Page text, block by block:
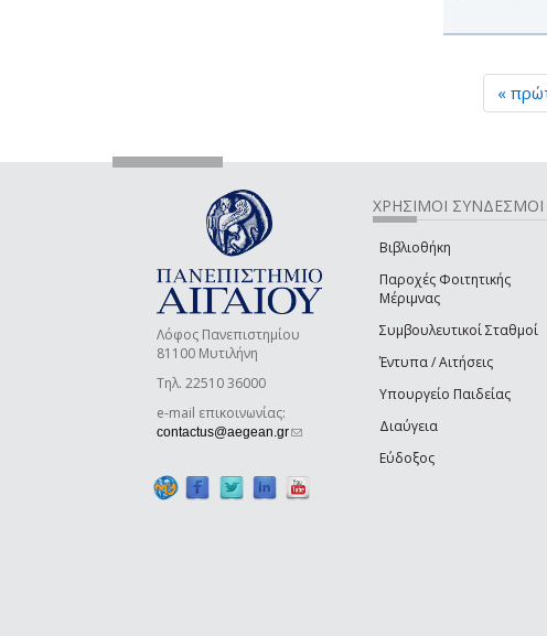
«
Λόφος Πανεπιστημίου
81100 Μυτιλήνη
Τηλ. 22510 36000
e-mail επικοινωνίας:
contactus@aegean.gr(link sends e-mail)
ΧΡΗΣΙΜΟΙ ΣΥΝΔΕΣΜΟΙ
Βιβλιοθήκη
Παροχές Φοιτητικής
Μέριμνας
Συμβουλευτικοί Σταθμοί
Έντυπα / Αιτήσεις
Υπουργείο Παιδείας
Διαύγεια
Εύδοξος